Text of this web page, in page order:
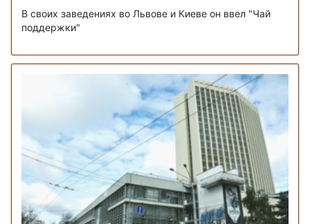
В своих заведениях во Львове и Киеве он ввел "Чай
поддержки"